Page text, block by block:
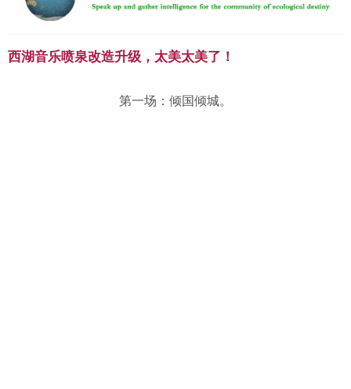
西湖音乐喷泉改造升级，太美太美了！
第一场：倾国倾城。